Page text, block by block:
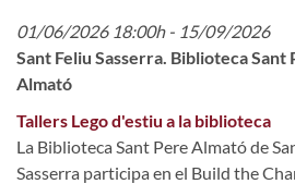
01/06/2026 18:00h - 15/09/2026
Sant Feliu Sasserra. Biblioteca Sant
Almató
Tallers Lego d'estiu a la biblioteca
La Biblioteca Sant Pere Almató de
Sasserra participa en el Build the